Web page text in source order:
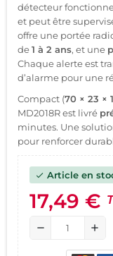
détecteur
et peut être
offre une portée
de1 à 2 ans, et une
Chaque alerte est
d’alarme pour une
Compact (70 × 23 ×
MD2018R est livré
minutes. Une
pour renforcer
check Article en
17,49 €
remove add